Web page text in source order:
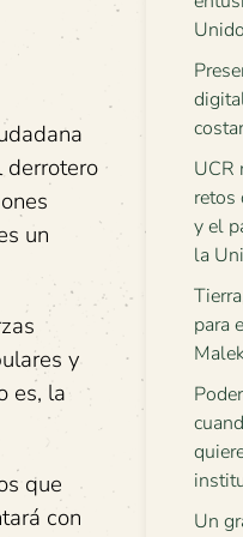
derrotero
un
y
es, la
que
con
UCR
retos
y el
la
para
Un